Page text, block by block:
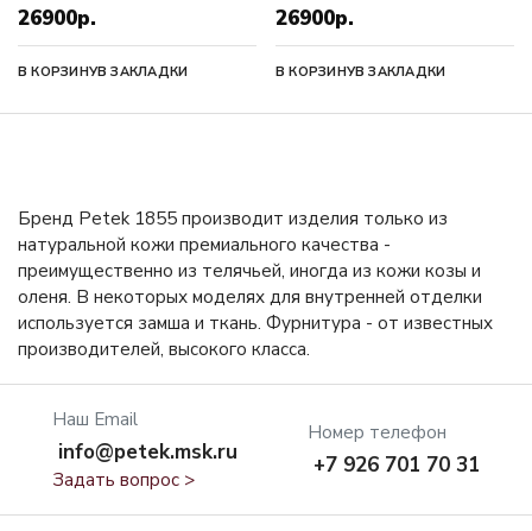
26900р.
В КОРЗИНУВ ЗАКЛАДКИ
26900р.
В КОРЗИНУВ ЗАКЛАДКИ
Наш Email
info@petek.msk.ru
Задать вопрос >
Номер телефон
+7 926 701 70 31
Бренд Petek 1855 производит изделия только из
натуральной кожи премиального качества -
преимущественно из телячьей, иногда из кожи козы и
оленя. В некоторых моделях для внутренней отделки
используется замша и ткань. Фурнитура - от известных
производителей, высокого класса.